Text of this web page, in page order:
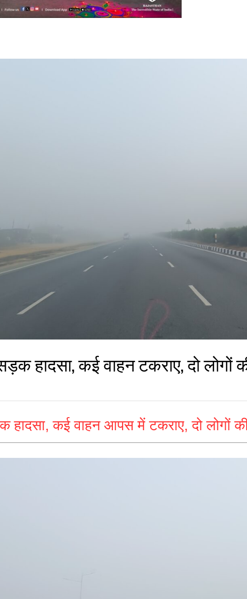
हादसा, कई वाहन टकराए, दो लोगों
हादसा, कई वाहन आपस में टकराए, दो लोगों